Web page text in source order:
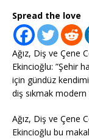
Spread the love
Ağız, Diş ve Çene
Ekincioğlu: ”Şehir
için gündüz
diş sıkmak modern
Ağız, Diş ve Çene
Ekincioğlu bu